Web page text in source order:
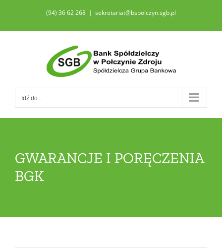
zawartości
(94) 36 62 268 | sekretariat@bspolczyn.sgb.pl
Idź do...
GWARANCJE I PORĘCZENIA
BGK